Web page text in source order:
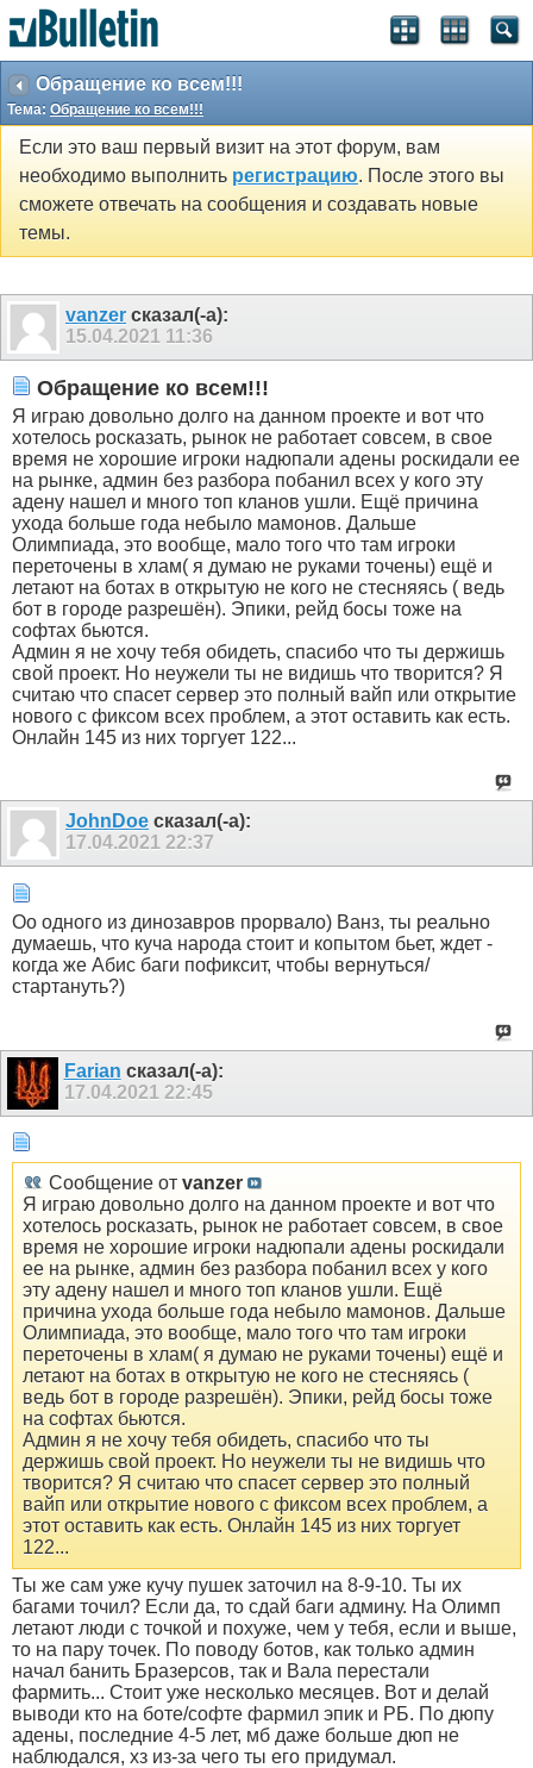
Обращение ко всем!!!
Тема: Обращение ко всем!!!
Если это ваш первый визит на этот форум, вам
необходимо выполнить регистрацию. После этого вы
сможете отвечать на сообщения и создавать новые
темы.
vanzer сказал(-а):
15.04.2021 11:36
Обращение ко всем!!!
Я играю довольно долго на данном проекте и вот что
хотелось росказать, рынок не работает совсем, в свое
время не хорошие игроки надюпали адены роскидали ее
на рынке, админ без разбора побанил всех у кого эту
адену нашел и много топ кланов ушли. Ещё причина
ухода больше года небыло мамонов. Дальше
Олимпиада, это вообще, мало того что там игроки
переточены в хлам( я думаю не руками точены) ещё и
летают на ботах в открытую не кого не стесняясь ( ведь
бот в городе разрешён). Эпики, рейд босы тоже на
софтах бьются.
Админ я не хочу тебя обидеть, спасибо что ты держишь
свой проект. Но неужели ты не видишь что творится? Я
считаю что спасет сервер это полный вайп или открытие
нового с фиксом всех проблем, а этот оставить как есть.
Онлайн 145 из них торгует 122...
JohnDoe сказал(-а):
17.04.2021 22:37
Оо одного из динозавров прорвало) Ванз, ты реально
думаешь, что куча народа стоит и копытом бьет, ждет -
когда же Абис баги пофиксит, чтобы вернуться/
стартануть?)
Farian сказал(-а):
17.04.2021 22:45
Сообщение от vanzer
Я играю довольно долго на данном проекте и вот что
хотелось росказать, рынок не работает совсем, в свое
время не хорошие игроки надюпали адены роскидали
ее на рынке, админ без разбора побанил всех у кого
эту адену нашел и много топ кланов ушли. Ещё
причина ухода больше года небыло мамонов. Дальше
Олимпиада, это вообще, мало того что там игроки
переточены в хлам( я думаю не руками точены) ещё и
летают на ботах в открытую не кого не стесняясь (
ведь бот в городе разрешён). Эпики, рейд босы тоже
на софтах бьются.
Админ я не хочу тебя обидеть, спасибо что ты
держишь свой проект. Но неужели ты не видишь что
творится? Я считаю что спасет сервер это полный
вайп или открытие нового с фиксом всех проблем, а
этот оставить как есть. Онлайн 145 из них торгует
122...
Ты же сам уже кучу пушек заточил на 8-9-10. Ты их
багами точил? Если да, то сдай баги админу. На Олимп
летают люди с точкой и похуже, чем у тебя, если и выше,
то на пару точек. По поводу ботов, как только админ
начал банить Бразерсов, так и Вала перестали
фармить... Стоит уже несколько месяцев. Вот и делай
выводи кто на боте/софте фармил эпик и РБ. По дюпу
адены, последние 4-5 лет, мб даже больше дюп не
наблюдался, хз из-за чего ты его придумал.